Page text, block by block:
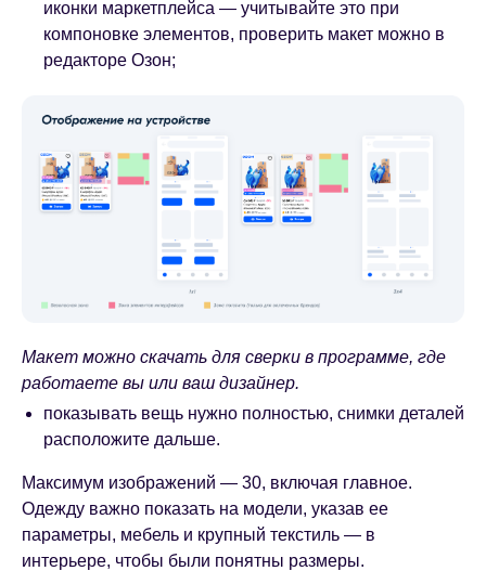
иконки маркетплейса — учитывайте это при
компоновке элементов, проверить макет можно в
редакторе Озон;
Макет можно скачать для сверки в программе, где
работаете вы или ваш дизайнер.
показывать вещь нужно полностью, снимки деталей
расположите дальше.
Максимум изображений — 30, включая главное.
Одежду важно показать на модели, указав ее
параметры, мебель и крупный текстиль — в
интерьере, чтобы были понятны размеры.